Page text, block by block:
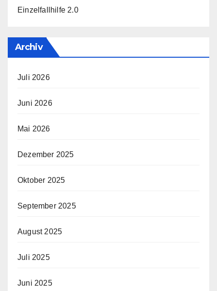
Einzelfallhilfe 2.0
Archiv
Juli 2026
Juni 2026
Mai 2026
Dezember 2025
Oktober 2025
September 2025
August 2025
Juli 2025
Juni 2025